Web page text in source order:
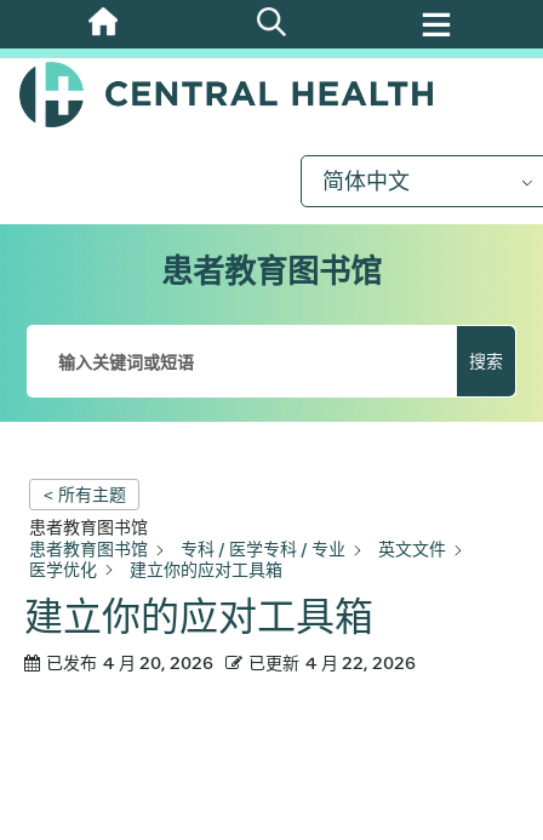
跳
至
主
简体中文
患者教育图书馆
搜索
< 所有主题
患者教育图书馆
患者教育图书馆
专科 / 医学专科 / 专业
英文文件
医学优化
建立你的应对工具箱
建立你的应对工具箱
已发布 4 月 20, 2026 已更新 4 月 22, 2026